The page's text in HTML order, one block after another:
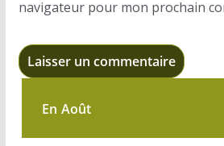
navigateur pour mon prochain
En Août